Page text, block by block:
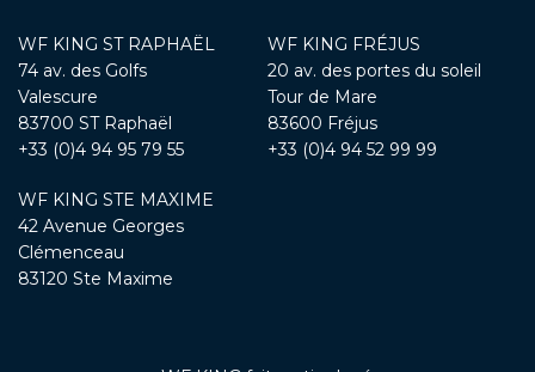
WF KING ST RAPHAËL
74 av. des Golfs
Valescure
83700 ST Raphaël
+33 (0)4 94 95 79 55
WF KING FRÉJUS
20 av. des portes du soleil
Tour de Mare
83600 Fréjus
+33 (0)4 94 52 99 99
WF KING STE MAXIME
42 Avenue Georges
Clémenceau
83120 Ste Maxime